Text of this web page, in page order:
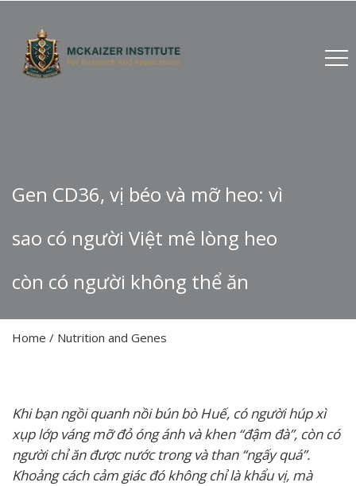
Gen CD36, vị béo và mỡ heo: vì
sao có người Việt mê lòng heo
còn có người không thể ăn
Home / Nutrition and Genes
Khi bạn ngồi quanh nồi bún bò Huế, có người húp xì
xụp lớp váng mỡ đỏ óng ánh và khen “đậm đà”, còn có
người chỉ ăn được nước trong và than “ngấy quá”.
Khoảng cách cảm giác đó không chỉ là khẩu vị, mà